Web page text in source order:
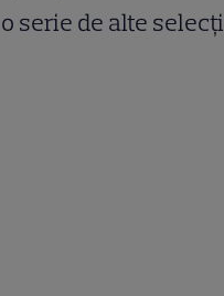
o serie de alte